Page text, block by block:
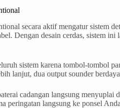
secara aktif mengatur sistem
Dengan desain cerdas, sistem
sistem karena tombol-tombol
lanjut, dua output sounder
cadangan langsung
peringatan langsung ke ponsel